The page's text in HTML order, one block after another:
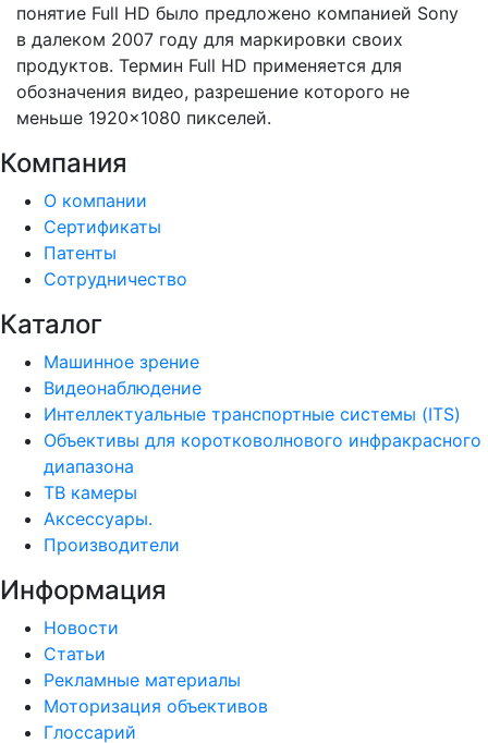
понятие Full HD было предложено компанией Sony
в далеком 2007 году для маркировки своих
продуктов. Термин Full HD применяется для
обозначения видео, разрешение которого не
меньше 1920×1080 пикселей.
Компания
О компании
Сертификаты
Патенты
Сотрудничество
Каталог
Машинное зрение
Видеонаблюдение
Интеллектуальные транспортные системы (ITS)
Объективы для коротковолнового инфракрасного
диапазона
ТВ камеры
Аксессуары.
Производители
Информация
Новости
Статьи
Рекламные материалы
Моторизация объективов
Глоссарий